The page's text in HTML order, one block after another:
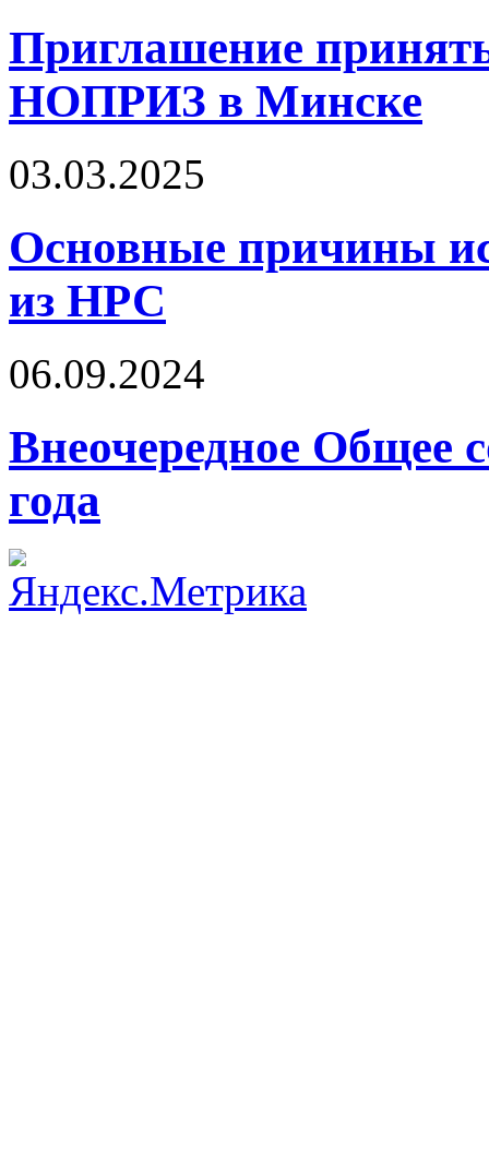
Приглашение
НОПРИЗ в Минске
03.03.2025
Основные причины
из НРС
06.09.2024
Внеочередное Общее
года